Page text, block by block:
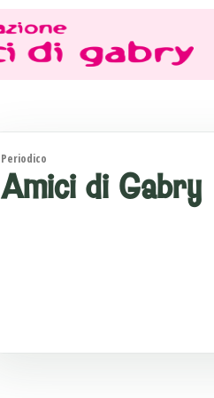
Periodico
Amici di Gabry